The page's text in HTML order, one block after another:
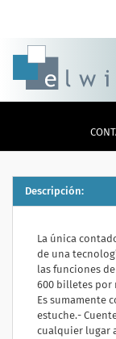
Descripción:
La única
de una
las funciones
600 billetes por
Es sumamente
estuche.-
cualquier lugar